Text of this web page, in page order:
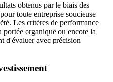
obtenus par le biais des
toute entreprise soucieuse
Les critères de performance
portée organique ou encore la
d'évaluer avec précision